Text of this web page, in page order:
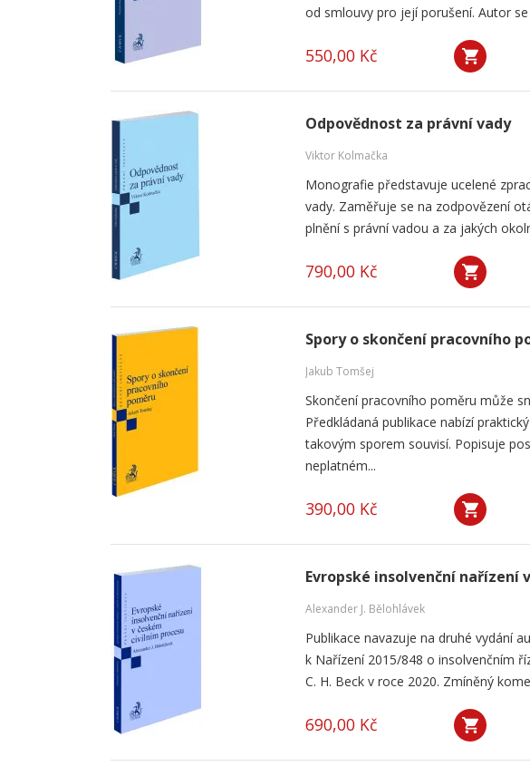
od smlouvy pro její porušení. Autor
550,00 Kč
Odpovědnost za právní vady
Viktor Kolmačka
Monografie představuje ucelené
vady. Zaměřuje se na zodpovězení
plnění s právní vadou a za jakých
790,00 Kč
Spory o skončení pracovního
Jakub Tomšej
Skončení pracovního poměru může
Předkládaná publikace nabízí
takovým sporem souvisí. Popisuje
neplatném...
390,00 Kč
Evropské insolvenční nařízení
Alexander J. Bělohlávek
Publikace navazuje na druhé vydání
k Nařízení 2015/848 o insolvenčním
C. H. Beck v roce 2020. Zmíněný
690,00 Kč